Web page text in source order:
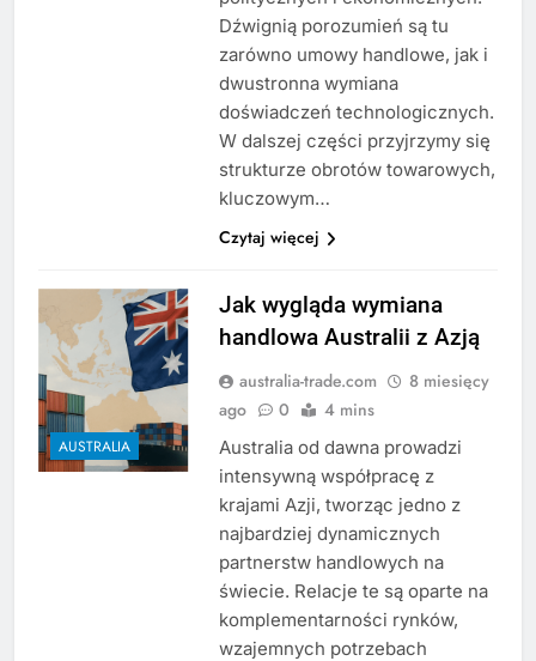
Dźwignią porozumień są tu
zarówno umowy handlowe, jak i
dwustronna wymiana
doświadczeń technologicznych.
W dalszej części przyjrzymy się
strukturze obrotów towarowych,
kluczowym…
Czytaj więcej
AUSTRALIA
Jak wygląda wymiana
handlowa Australii z Azją
australia-trade.com
8 miesięcy
ago
0 4 mins
Australia od dawna prowadzi
intensywną współpracę z
krajami Azji, tworząc jedno z
najbardziej dynamicznych
partnerstw handlowych na
świecie. Relacje te są oparte na
komplementarności rynków,
wzajemnych potrzebach